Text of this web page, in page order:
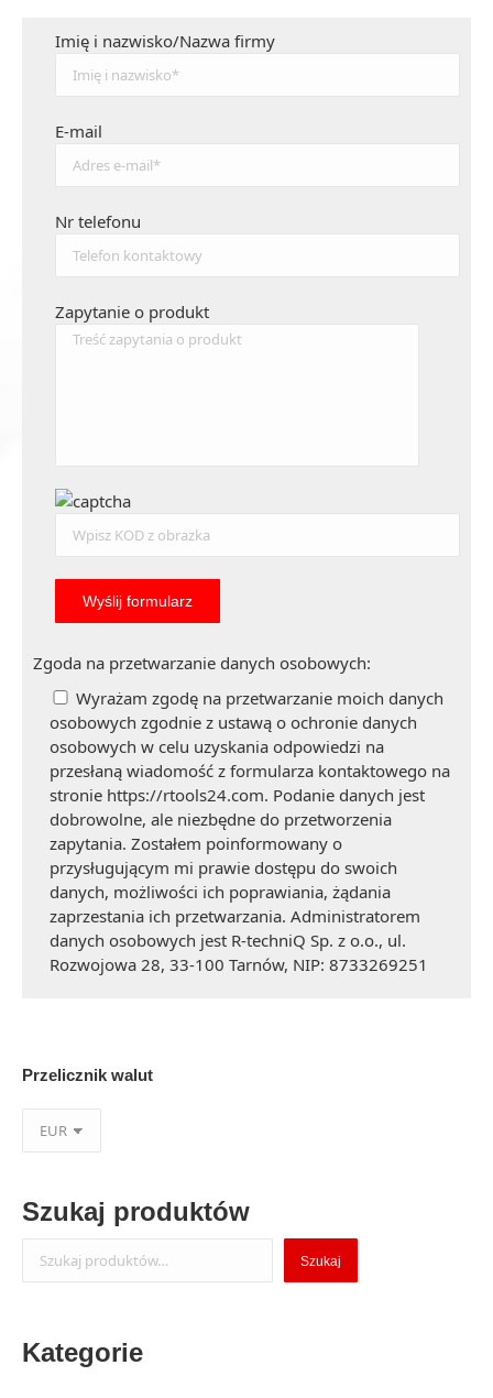
Imię i nazwisko/Nazwa firmy
E-mail
Nr telefonu
Zapytanie o produkt
Zgoda na przetwarzanie danych osobowych:
Wyrażam zgodę na przetwarzanie moich danych
osobowych zgodnie z ustawą o ochronie danych
osobowych w celu uzyskania odpowiedzi na
przesłaną wiadomość z formularza kontaktowego na
stronie https://rtools24.com. Podanie danych jest
dobrowolne, ale niezbędne do przetworzenia
zapytania. Zostałem poinformowany o
przysługującym mi prawie dostępu do swoich
danych, możliwości ich poprawiania, żądania
zaprzestania ich przetwarzania. Administratorem
danych osobowych jest R-techniQ Sp. z o.o., ul.
Rozwojowa 28, 33-100 Tarnów, NIP: 8733269251
Przelicznik walut
Szukaj produktów
Szukaj
Kategorie